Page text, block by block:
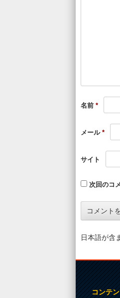
名前 *
メール *
サイト
次回のコ
日本語が含
コンテ